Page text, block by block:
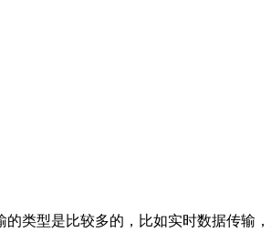
类型是比较多的，比如实时数据传输